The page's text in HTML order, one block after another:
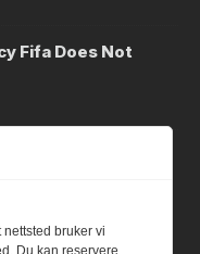
Fifa Does Not
bruker vi
Du kan reservere